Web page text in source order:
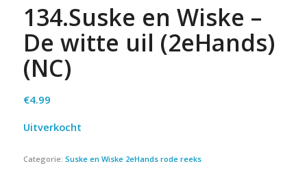
134.Suske en Wiske –
De witte uil (2eHands)
(NC)
€4.99
Uitverkocht
Categorie: Suske en Wiske 2eHands rode reeks